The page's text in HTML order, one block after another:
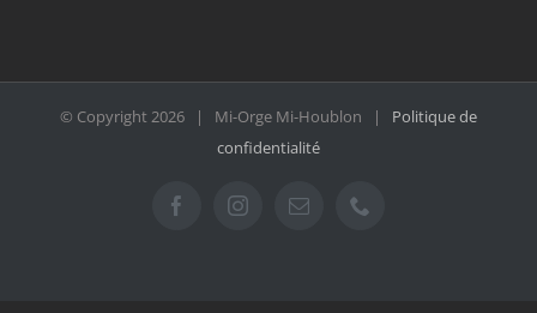
© Copyright2026 | Mi-Orge Mi-Houblon | Politique de
confidentialité
FacebookInstagramEmail